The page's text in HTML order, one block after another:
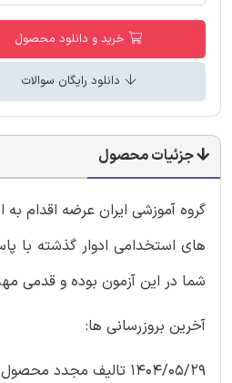
خرید و دانلود محصول
دانلود رایگان سوالات
جزئیات محصول
گروه آموزشی ایران عرضه اقدام
های استخدامی ادوار گذشته با
شما در این آزمون بوده و قدمی
آخرین بروزرسانی ها:
1404/05/29 تالیف مجدد محصول